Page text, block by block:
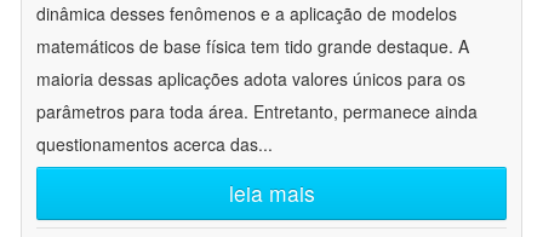
dinâmica desses fenômenos e a aplicação de modelos
matemáticos de base física tem tido grande destaque. A
maioria dessas aplicações adota valores únicos para os
parâmetros para toda área. Entretanto, permanece ainda
questionamentos acerca das...
leia mais